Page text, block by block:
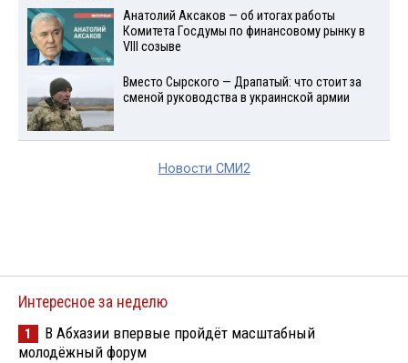
Анатолий Аксаков — об итогах работы
Комитета Госдумы по финансовому рынку в
VIII созыве
Вместо Сырского — Драпатый: что стоит за
сменой руководства в украинской армии
Новости СМИ2
Интересное за неделю
1
В Абхазии впервые пройдёт масштабный
молодёжный форум